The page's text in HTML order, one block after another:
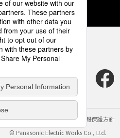
クッキーポリシー
個人情報保護方針
© Panasonic Electric Works Co., Ltd.